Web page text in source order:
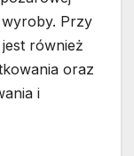
Przy
również
oraz
i